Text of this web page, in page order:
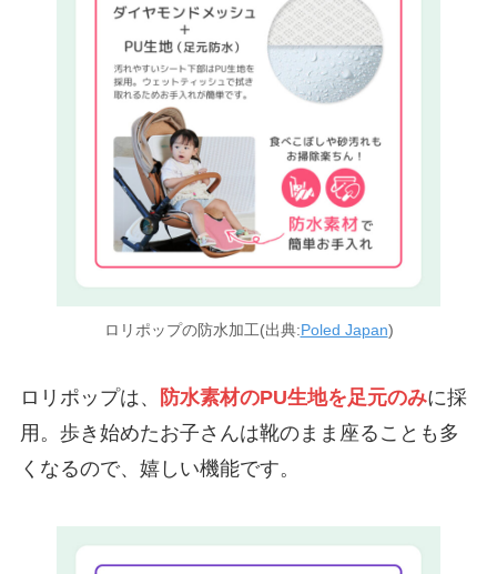
ロリポップの防水加工(出典:Poled Japan)
ロリポップは、 防水素材のPU生地を足元のみに採
用。歩き始めたお子さんは靴のまま座ることも多
くなるので、嬉しい機能です。